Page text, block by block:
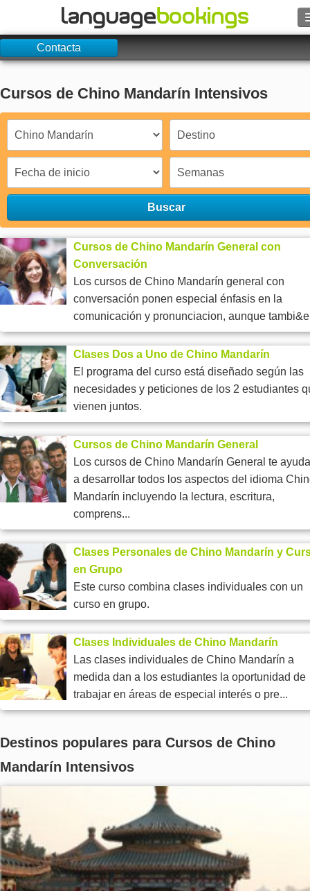
EXPLORAR
Identifícate
Ayuda
Moneda €
Idioma
Contacta
Cursos de Chino Mandarín Intensivos
Buscar
Cursos de Chino Mandarín General con
Conversación
Los cursos de Chino Mandarín general con
conversación ponen especial énfasis en la
comunicación y pronunciacion, aunque
Clases Dos a Uno de Chino Mandarín
El programa del curso está diseñado según las
necesidades y peticiones de los 2 estudiantes
vienen juntos.
Cursos de Chino Mandarín General
Los cursos de Chino Mandarín General te
a desarrollar todos los aspectos del idioma
Mandarín incluyendo la lectura, escritura,
comprens...
Clases Personales de Chino Mandarín y
en Grupo
Este curso combina clases individuales con un
curso en grupo.
Clases Individuales de Chino Mandarín
Las clases individuales de Chino Mandarín a
medida dan a los estudiantes la oportunidad de
trabajar en áreas de especial interés o pre...
Destinos populares para Cursos de Chino
Mandarín Intensivos